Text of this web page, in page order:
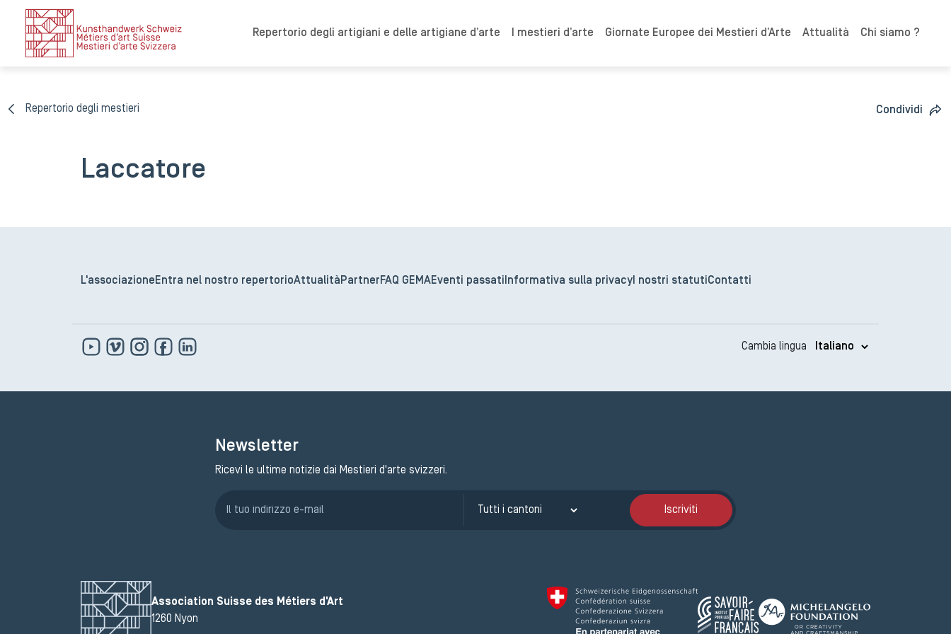
Repertorio degli artigiani e delle artigiane d’arte I mestieri d’arte Giornate Europee dei Mestieri d’Arte Attualità Chi siamo ?
Repertorio degli mestieri Condividi
Laccatore
L'associazione Entra nel nostro repertorioAttualità Partner FAQ GEMAEventi passati Informativa sulla privacy I nostri statuti Contatti
Cambia lingua
Newsletter
Ricevi le ultime notizie dai Mestieri d'arte svizzeri.
Iscriviti
Association Suisse des Métiers d'Art
1260 Nyon